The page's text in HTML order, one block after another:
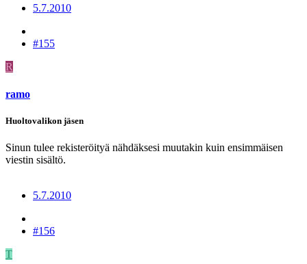
5.7.2010
#155
R
ramo
Huoltovalikon jäsen
Sinun tulee rekisteröityä nähdäksesi muutakin kuin ensimmäisen
viestin sisältö.
5.7.2010
#156
T